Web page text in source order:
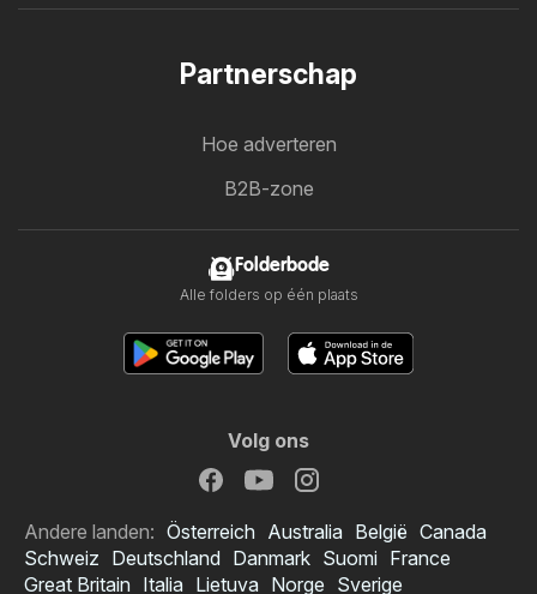
Partnerschap
Hoe adverteren
B2B-zone
Folderbode
Alle folders op één plaats
Volg ons
Andere landen: Österreich Australia België Canada
Schweiz Deutschland Danmark Suomi France
Great Britain Italia Lietuva Norge Sverige